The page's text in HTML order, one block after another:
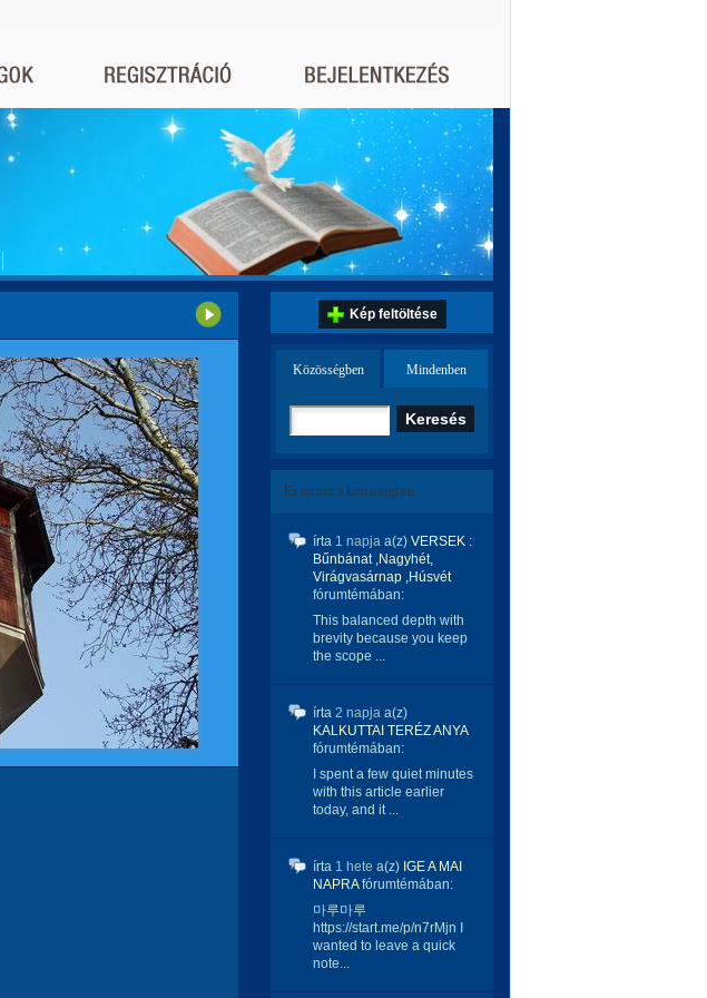
Kép feltöltése
Közösségben Mindenben
Ez történt a közösségben:
írta 1 napja a(z) VERSEK :
Bűnbánat ,Nagyhét,
Virágvasárnap ,Húsvét
fórumtémában:
This balanced depth with
brevity because you keep
the scope ...
írta 2 napja a(z)
KALKUTTAI TERÉZ ANYA
fórumtémában:
I spent a few quiet minutes
with this article earlier
today, and it ...
írta 1 hete a(z) IGE A MAI
NAPRAfórumtémában:
마루마루
https://start.me/p/n7rMjn I
wanted to leave a quick
note...